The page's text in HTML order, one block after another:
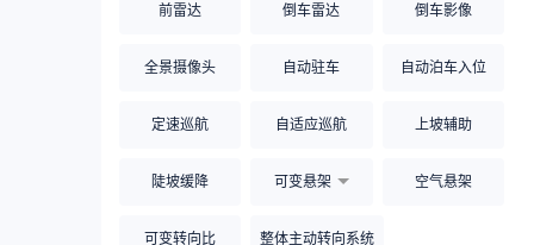
前雷达 倒车雷达 倒车影像
全景摄像头 自动驻车 自动泊车入位
定速巡航 自适应巡航 上坡辅助
陡坡缓降 可变悬架 空气悬架
可变转向比 整体主动转向系统